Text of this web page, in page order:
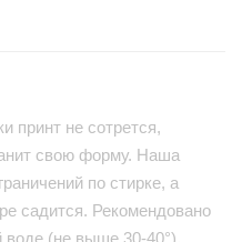
принт не сотрется,
свою форму. Наша
по стирке, а
садится. Рекомендовано
воде (не выше 30-40°),